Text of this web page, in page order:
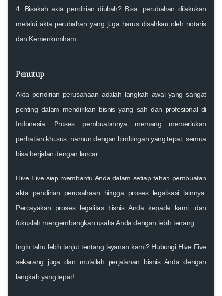
4. Bisakah akta pendirian diubah?Bisa, perubahan dilakukan
melalui akta perubahan yang juga harus disahkan oleh notaris
dan Kemenkumham.
Penutup
Akta pendirian perusahaan adalah langkah awal yang sangat
penting dalam mendirikan bisnis yang sah dan profesional di
Indonesia. Proses pembuatannya memang memerlukan
perhatian khusus, namun dengan bimbingan yang tepat, semua
bisa berjalan dengan lancar.
Hive Five siap membantu Anda dalam setiap tahap pembuatan
akta pendirian perusahaan hingga proses legalisasi lainnya.
Percayakan proses legalitas bisnis Anda kepada kami, dan
fokuslah mengembangkan usaha Anda dengan lebih tenang.
Ingin tahu lebih lanjut tentang layanan kami? Hubungi Hive Five
sekarang juga dan mulailah perjalanan bisnis Anda dengan
langkah yang tepat!